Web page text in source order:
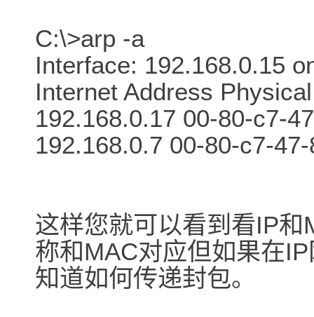
C:\>arp -a
Interface: 192.168.0.15
Internet Address
192.168.0.17 00-80-c7-
192.168.0.7 00-80-c7-
这样您就可以看到看IP
称和MAC对应但如果在
知道如何传递封包。